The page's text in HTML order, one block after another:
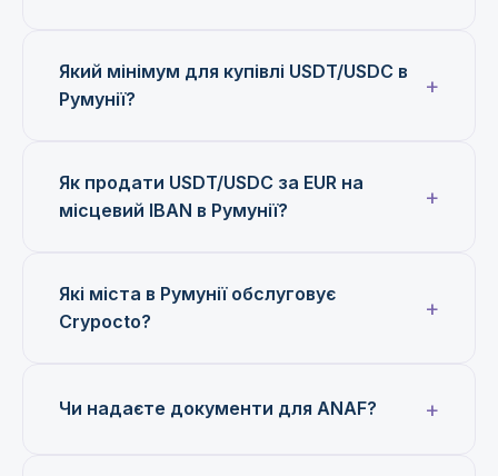
Який мінімум для купівлі USDT/USDC в
Румунії?
Як продати USDT/USDC за EUR на
місцевий IBAN в Румунії?
Які міста в Румунії обслуговує
Crypocto?
Чи надаєте документи для ANAF?